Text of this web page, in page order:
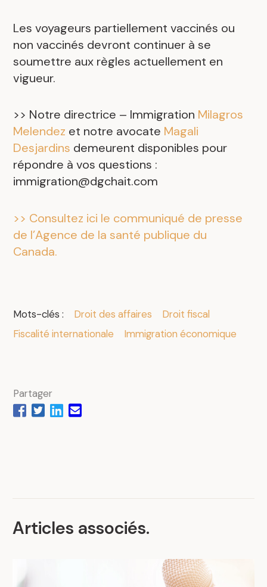
Les voyageurs partiellement vaccinés ou
non vaccinés devront continuer à se
soumettre aux règles actuellement en
vigueur.
>> Notre directrice – Immigration Milagros
Melendez et notre avocate Magali
Desjardins demeurent disponibles pour
répondre à vos questions :
immigration@dgchait.com
>> Consultez ici le communiqué de presse
de l’Agence de la santé publique du
Canada.
Mots-clés : Droit des affaires
Droit fiscal
Fiscalité internationale
Immigration économique
Partager
Articles associés.